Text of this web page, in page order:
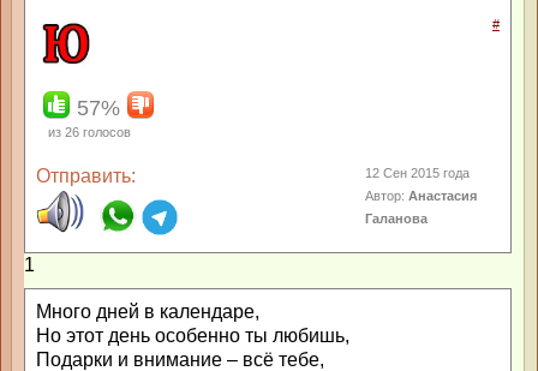
#
57%
из 26 голосов
Отправить:
12 Сен 2015 года
Автор:Анастасия
Галанова
1
Много дней в календаре,
Но этот день особенно ты любишь,
Подарки и внимание – всё тебе,